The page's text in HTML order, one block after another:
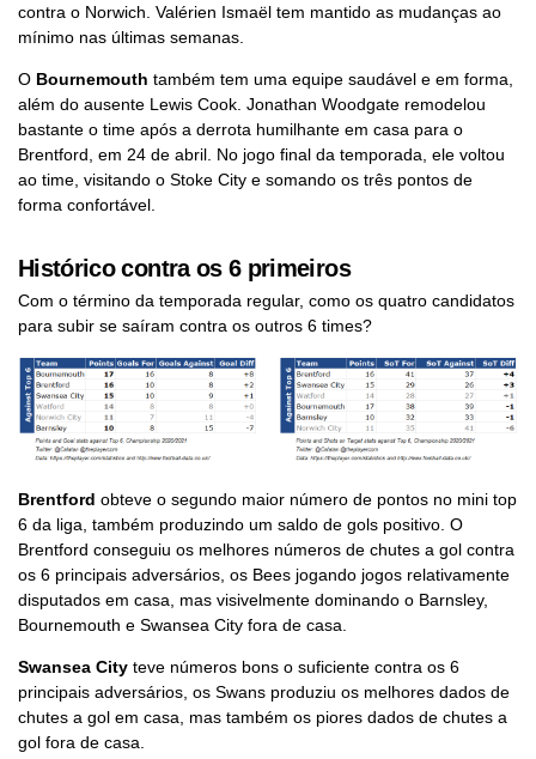
contra o Norwich. Valérien Ismaël tem mantido as mudanças ao
mínimo nas últimas semanas.
O Bournemouth também tem uma equipe saudável e em forma,
além do ausente Lewis Cook. Jonathan Woodgate remodelou
bastante o time após a derrota humilhante em casa para o
Brentford, em 24 de abril. No jogo final da temporada, ele voltou
ao time, visitando o Stoke City e somando os três pontos de
forma confortável.
Histórico contra os 6 primeiros
Com o término da temporada regular, como os quatro candidatos
para subir se saíram contra os outros 6 times?
Brentford obteve o segundo maior número de pontos no mini top
6 da liga, também produzindo um saldo de gols positivo. O
Brentford conseguiu os melhores números de chutes a gol contra
os 6 principais adversários, os Bees jogando jogos relativamente
disputados em casa, mas visivelmente dominando o Barnsley,
Bournemouth e Swansea City fora de casa.
Swansea City teve números bons o suficiente contra os 6
principais adversários, os Swans produziu os melhores dados de
chutes a gol em casa, mas também os piores dados de chutes a
gol fora de casa.